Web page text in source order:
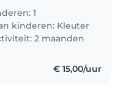
peuter. Onze
en een
dus ervaring met
1
kinderen: Kleuter
2 maanden
€ 15,00/uur